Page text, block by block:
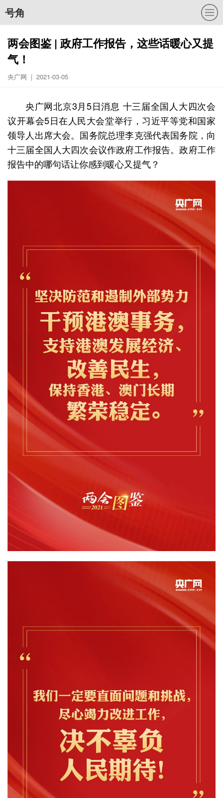
号角
两会图鉴 | 政府工作报告，这些话暖心又提
气！
央广网 | 2021-03-05
央广网北京3月5日消息 十三届全国人大四次会
议开幕会5日在人民大会堂举行，习近平等党和国家
领导人出席大会。国务院总理李克强代表国务院，向
十三届全国人大四次会议作政府工作报告。政府工作
报告中的哪句话让你感到暖心又提气？